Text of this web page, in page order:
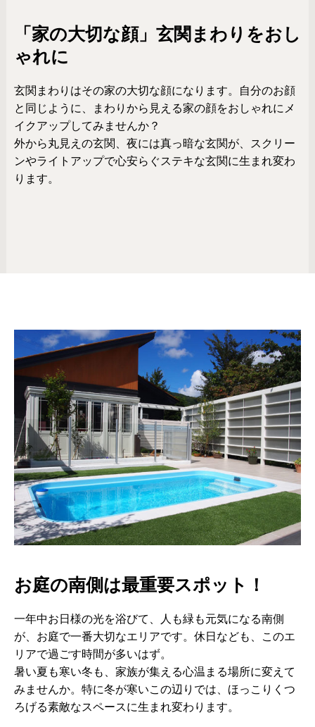
「家の大切な顔」玄関まわりをおし
ゃれに
玄関まわりはその家の大切な顔になります。自分のお顔
と同じように、まわりから見える家の顔をおしゃれにメ
イクアップしてみませんか？
外から丸見えの玄関、夜には真っ暗な玄関が、スクリー
ンやライトアップで心安らぐステキな玄関に生まれ変わ
ります。
お庭の南側は最重要スポット！
一年中お日様の光を浴びて、人も緑も元気になる南側
が、お庭で一番大切なエリアです。休日なども、このエ
リアで過ごす時間が多いはず。
暑い夏も寒い冬も、家族が集える心温まる場所に変えて
みませんか。特に冬が寒いこの辺りでは、ほっこりくつ
ろげる素敵なスペースに生まれ変わります。